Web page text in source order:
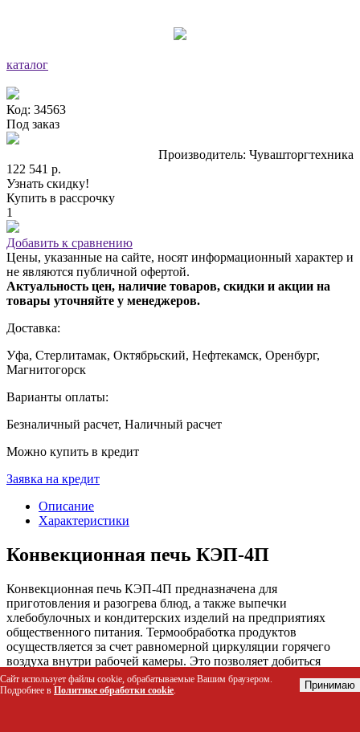
каталог
Код: 34563
Под заказ
Производитель: Чувашторгтехника
122 541 р.
Узнать скидку!
Купить в рассрочку
1
Добавить к сравнению
Цены, указанные на сайте, носят информационный характер и
не являются публичной офертой.
Актуальность цен, наличие товаров, скидки и акции на
товары уточняйте у менеджеров.
Доставка:
Уфа, Стерлитамак, Октябрьский, Нефтекамск, Оренбург,
Магнитогорск
Варианты оплаты:
Безналичный расчет, Наличный расчет
Можно купить в кредит
Заявка на кредит
Описание
Характеристики
Конвекционная печь КЭП-4П
Конвекционная печь КЭП-4П предназначена для
приготовления и разогрева блюд, а также выпечки
хлебобулочных и кондитерских изделий на предприятиях
общественного питания. Термообработка продуктов
осуществляется за счет равномерной циркуляции горячего
воздуха внутри рабочей камеры. Это позволяет добиться
высокого качества готовых блюд и оптимизировать процесс
приготовления.
Сайт использует файлы cookie, обрабатываемые Вашим браузером.
Подробнее в Политике обработки cookie. Принимаю